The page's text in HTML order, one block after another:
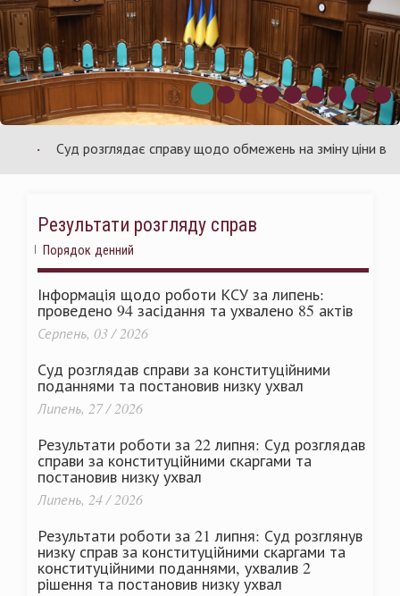
Суд розглядає справу щодо обмежень на зміну ціни в
Результати розгляду справ
Порядок денний
Інформація щодо роботи КСУ за липень:
проведено 94 засідання та ухвалено 85 актів
Серпень, 03 / 2026
Суд розглядав справи за конституційними
поданнями та постановив низку ухвал
Липень, 27 / 2026
Результати роботи за 22 липня: Суд розглядав
справи за конституційними скаргами та
постановив низку ухвал
Липень, 24 / 2026
Результати роботи за 21 липня: Суд розглянув
низку справ за конституційними скаргами та
конституційними поданнями, ухвалив 2
рішення та постановив низку ухвал